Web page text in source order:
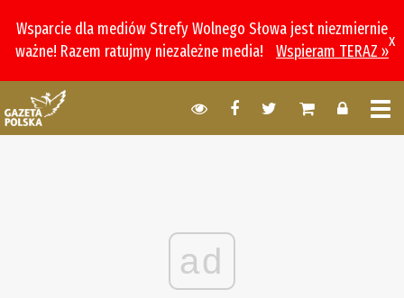
Wsparcie dla mediów Strefy Wolnego Słowa jest niezmiernie
ważne! Razem ratujmy niezależne media!
Wspieram TERAZ »
x
ad